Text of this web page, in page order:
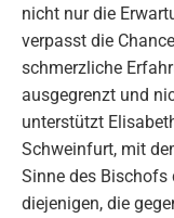
nicht nur die
verpasst die
schmerzliche
ausgegrenzt und
unterstützt
Schweinfurt, mit
Sinne des Bischofs
diejenigen, die